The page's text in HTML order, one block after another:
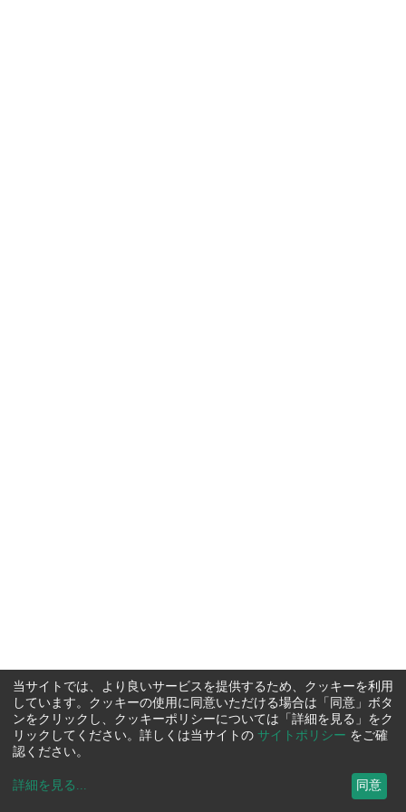
当サイトでは、より良いサービスを提供するため、クッキーを利用
しています。クッキーの使用に同意いただける場合は「同意」ボタ
ンをクリックし、クッキーポリシーについては「詳細を見る」をク
リックしてください。詳しくは当サイトの サイトポリシー をご確
認ください。
詳細を見る ... 同意